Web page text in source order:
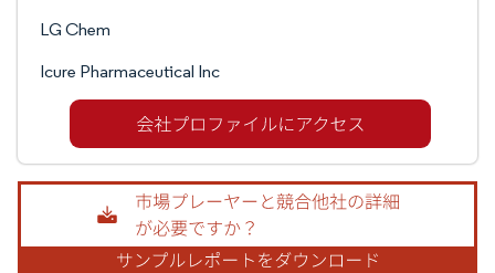
LG Chem
Icure Pharmaceutical Inc